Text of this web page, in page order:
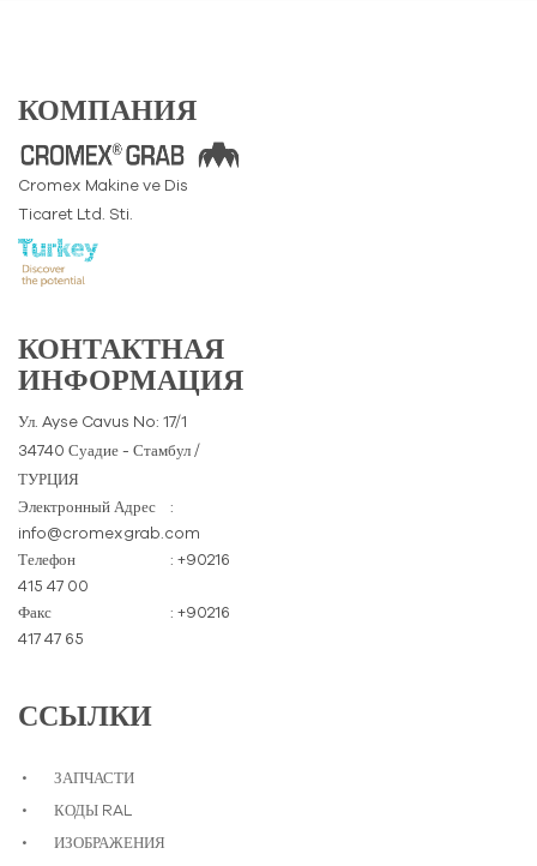
КОМПАНИЯ
Cromex Makine ve Dis
Ticaret Ltd. Sti.
КОНТАКТНАЯ
ИНФОРМАЦИЯ
Ул. Ayse Cavus No: 17/1
34740 Суадие - Стамбул /
ТУРЦИЯ
Электронный Адрес
:
info@cromexgrab.com
Телефон
: +90216
415 47 00
Факс
: +90216
417 47 65
ССЫЛКИ
ЗАПЧАСТИ
КОДЫ RAL
ИЗОБРАЖЕНИЯ